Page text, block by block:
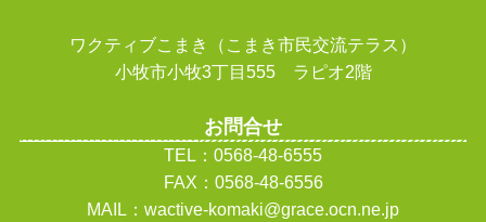
ワクティブこまき（こまき市民交流テラス）
小牧市小牧3丁目555 ラピオ2階
お問合せ
TEL：0568-48-6555
FAX：0568-48-6556
MAIL：wactive-komaki@grace.ocn.ne.jp